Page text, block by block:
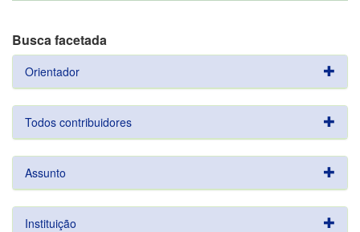
Busca facetada
Orientador
Todos contribuidores
Assunto
Instituição